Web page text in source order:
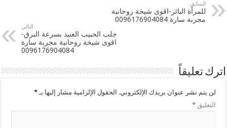
السابق
للمرأة البائر-اقوى شيخة روحانية
مجربة سارة 0096176904084
التالي
جلب الحبيب العنيد بسرعة البرق-
اقوى شيخة روحانية مجربة سارة
0096176904084
اترك تعليقاً
لن يتم نشر عنوان بريدك الإلكتروني. الحقول الإلزامية مشار إليها بـ*
التعليق*